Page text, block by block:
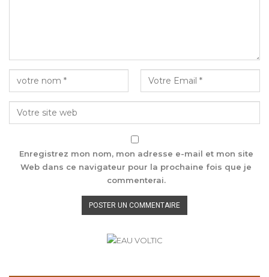
Enregistrez mon nom, mon adresse e-mail et mon site
Web dans ce navigateur pour la prochaine fois que je
commenterai.